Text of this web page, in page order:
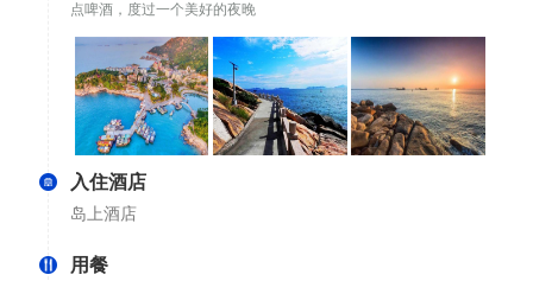
点啤酒，度过一个美好的夜晚
入住酒店
岛上酒店
用餐